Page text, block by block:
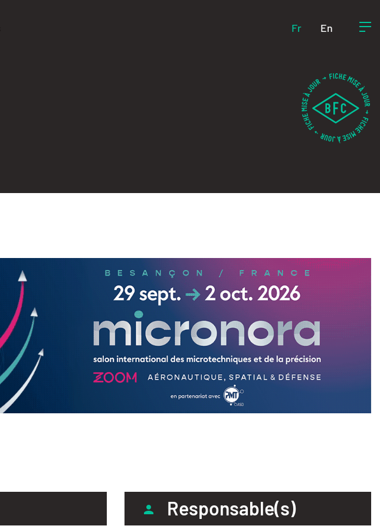
Fr En
Responsable(s)